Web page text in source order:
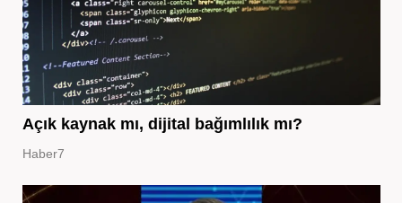
Açık kaynak mı, dijital bağımlılık mı?
Haber7